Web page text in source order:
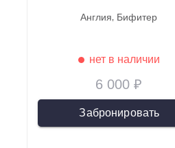
6 000 ₽
англия бифитер
Забронировать
нет в наличии